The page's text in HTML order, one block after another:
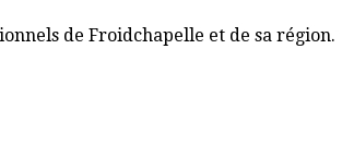
de Froidchapelle et de sa région.